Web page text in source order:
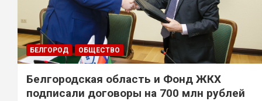
БЕЛГОРОД ОБЩЕСТВО
Белгородская область и Фонд ЖКХ
подписали договоры на 700 млн рублей